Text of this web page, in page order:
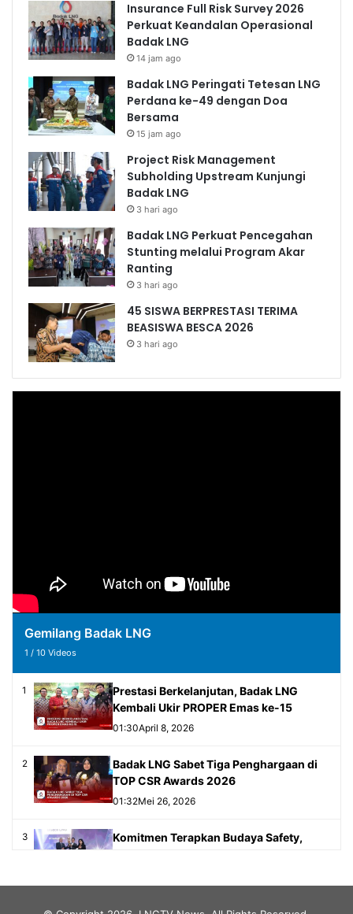
Insurance Full Risk Survey 2026
Perkuat Keandalan Operasional
Badak LNG
14 jam ago
Badak LNG Peringati Tetesan LNG
Perdana ke-49 dengan Doa
Bersama
15 jam ago
Project Risk Management
Subholding Upstream Kunjungi
Badak LNG
3 hari ago
Badak LNG Perkuat Pencegahan
Stunting melalui Program Akar
Ranting
3 hari ago
45 SISWA BERPRESTASI TERIMA
BEASISWA BESCA 2026
3 hari ago
Gemilang Badak LNG
1 / 10 Videos
1
Prestasi Berkelanjutan, Badak LNG
Kembali Ukir PROPER Emas ke-15
01:30April 8, 2026
2
Badak LNG Sabet Tiga Penghargaan di
TOP CSR Awards 2026
01:32Mei 26, 2026
3
Komitmen Terapkan Budaya Safety,
Gemilang Badak LNG 2024